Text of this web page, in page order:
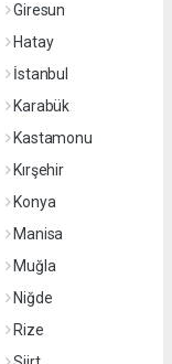
Giresun
Hatay
İstanbul
Karabük
Kastamonu
Kırşehir
Konya
Manisa
Muğla
Niğde
Rize